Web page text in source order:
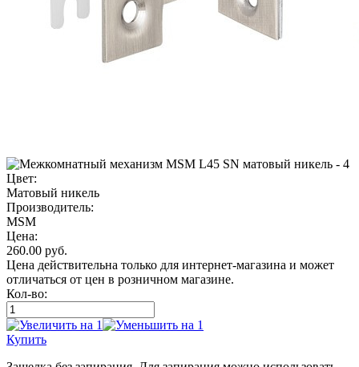
Цвет:
Матовый никель
Производитель:
MSM
Цена:
260.00 руб.
Цена действительна только для интернет-магазина и может
отличаться от цен в розничном магазине.
Кол-во:
Купить